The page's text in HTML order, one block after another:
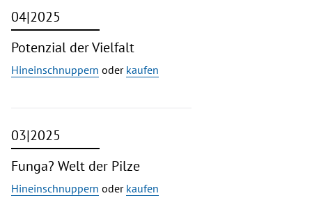
04|2025
Potenzial der Vielfalt
Hineinschnuppern oder kaufen
03|2025
Funga? Welt der Pilze
Hineinschnuppern oder kaufen